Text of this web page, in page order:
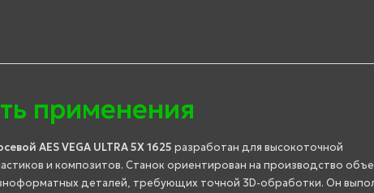
применения
AES VEGA ULTRA 5X 1625 разработан для высокоточной
и композитов. Станок ориентирован на производство
деталей, требующих точной 3D-обработки. Он